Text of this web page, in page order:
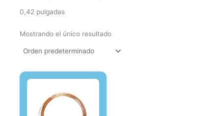
0,42 pulgadas
Mostrando el único resultado